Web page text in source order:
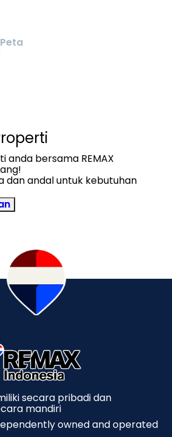
Peta
anda bersama REMAX
dan andal untuk kebutuhan
secara pribadi dan
mandiri
owned and operated